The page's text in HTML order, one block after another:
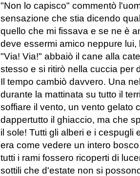
"Non lo capisco" commentò
sensazione che stia dicendo
quello che mi fissava e se ne è
deve essermi amico neppure lui,
"Via! Via!" abbaiò il cane alla
stesso e si ritirò nella cuccia per
Il tempo cambiò davvero. Una
durante la mattinata su tutto il
soffiare il vento, un vento gelato
dappertutto il ghiaccio, ma che
il sole! Tutti gli alberi e i cespugli
era come vedere un intero
tutti i rami fossero ricoperti di
sottili che d'estate non si